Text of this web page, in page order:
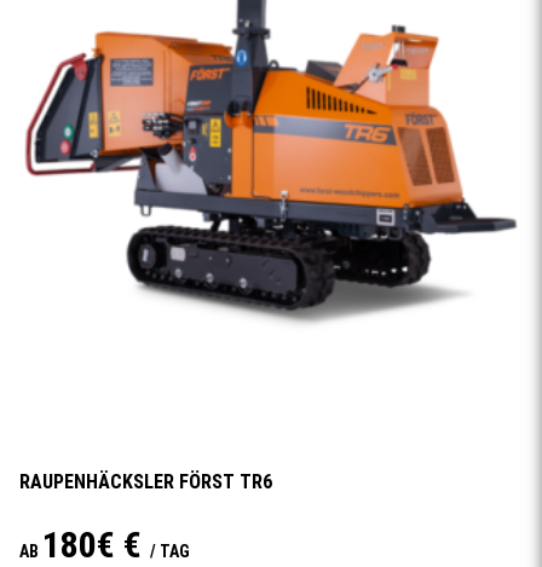
RAUPENHÄCKSLER FÖRST TR6
AB 180€ € / TAG